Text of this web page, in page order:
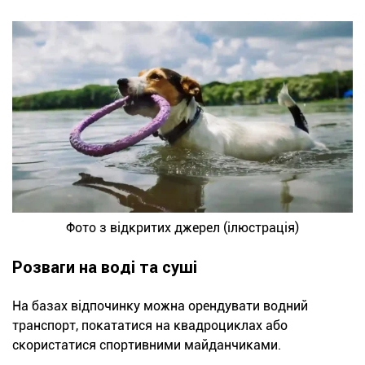
Фото з відкритих джерел (ілюстрація)
Розваги на воді та суші
На базах відпочинку можна орендувати водний
транспорт, покататися на квадроциклах або
скористатися спортивними майданчиками.